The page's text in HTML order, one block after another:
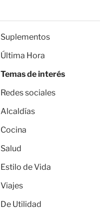
Suplementos
Última Hora
Temas de interés
Redes sociales
Alcaldías
Cocina
Salud
Estilo de Vida
Viajes
De Utilidad